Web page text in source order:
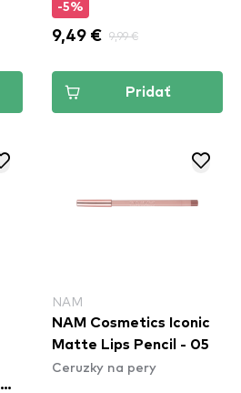
-5%
9,49 € 9,99 €
Pridať
NAM
NAM Cosmetics Iconic
Matte Lips Pencil - 05
Ceruzky na pery